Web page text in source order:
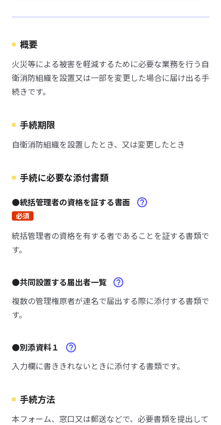
概要
火災等による被害を軽減するために必要な業務を行う自
衛消防組織を設置又は一部を変更した場合に届け出る手
続きです。
手続期限
自衛消防組織を設置したとき、又は変更したとき
手続に必要な添付書類
●統括管理者の資格を証する書面
必須
統括管理者の資格を有する者であることを証する書類で
す。
●共同設置する届出者一覧
複数の管理権原者が連名で届出する際に添付する書類で
す。
●別添資料１
入力欄に書ききれないときに添付する書類です。
手続方法
本フォーム、窓口又は郵送などで、必要書類を提出して